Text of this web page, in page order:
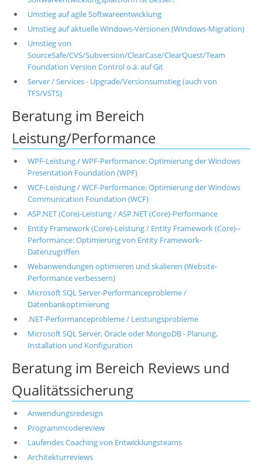
Umstieg auf agile Softwareentwicklung
Umstieg auf aktuelle Windows-Versionen (Windows-Migration)
Umstieg von
SourceSafe/CVS/Subversion/ClearCase/ClearQuest/Team
Foundation Version Control o.ä. auf Git
Server / Services - Upgrade/Versionsumstieg (auch von
TFS/VSTS)
Beratung im Bereich
Leistung/Performance
WPF-Leistung / WPF-Performance: Optimierung der Windows
Presentation Foundation (WPF)
WCF-Leistung / WCF-Performance: Optimierung der Windows
Communication Foundation (WCF)
ASP.NET (Core)-Leistung / ASP.NET (Core)-Performance
Entity Framework (Core)-Leistung / Entity Framework (Core)--
Performance: Optimierung von Entity Framework-
Datenzugriffen
Webanwendungen optimieren und skalieren (Website-
Performance verbessern)
Microsoft SQL Server-Performanceprobleme /
Datenbankoptimierung
.NET-Performanceprobleme / Leistungsprobleme
Microsoft SQL Server, Oracle oder MongoDB - Planung,
Installation und Konfiguration
Beratung im Bereich Reviews und
Qualitätssicherung
Anwendungsredesign
Programmcodereview
Laufendes Coaching von Entwicklungsteams
Architekturreviews